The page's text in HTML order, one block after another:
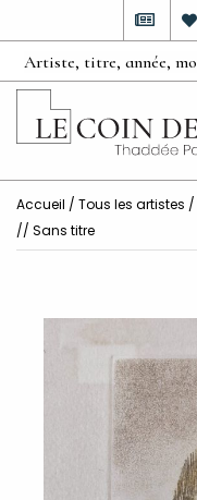
Accueil / Tous les artistes /
// Sans titre